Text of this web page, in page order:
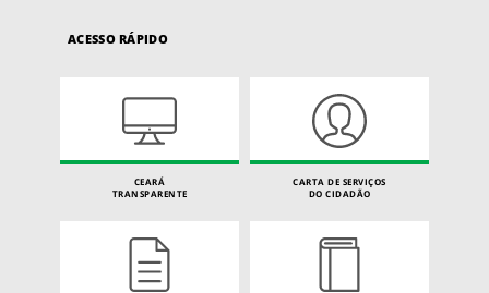
ACESSO RÁPIDO
CEARÁ
TRANSPARENTE
CARTA DE SERVIÇOS
DO CIDADÃO